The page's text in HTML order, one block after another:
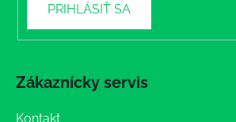
PRIHLÁSIŤ SA
Zákaznícky servis
Kontakt